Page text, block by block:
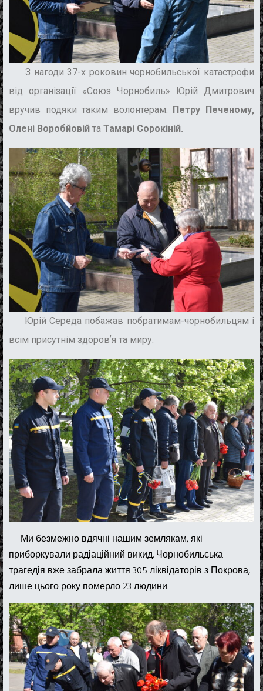
З нагоди 37-х роковин чорнобильської катастрофи
від організації «Союз Чорнобиль» Юрій Дмитрович
вручив подяки таким волонтерам: Петру Печеному,
Олені Воробйовій та Тамарі Сорокіній.
Юрій Середа побажав побратимам-чорнобильцям і
всім присутнім здоровʼя та миру.
Ми безмежно вдячні нашим землякам, які
приборкували радіаційний викид. Чорнобильська
трагедія вже забрала життя 305 ліквідаторів з Покрова,
лише цього року померло 23 людини.